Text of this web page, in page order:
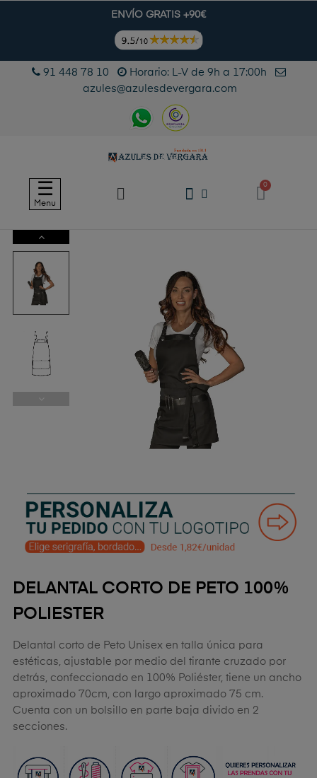
ENVÍO GRATIS +90€
91 448 78 10
Horario: L-V de 9h a 17:00h
azules@azulesdevergara.com
Navegación
de
palanca
☰
Menu
DELANTAL CORTO DE PETO 100%
POLIESTER
Delantal corto de Peto Unisex en talla única para
estéticas, ajustable por medio del tirante cruzado por
detrás, confeccionado en 100% Poliéster, tiene un ancho
aproximado 70cm, con largo aproximado 75 cm.
Cuenta con un bolsillo en parte baja divido en 2
secciones.